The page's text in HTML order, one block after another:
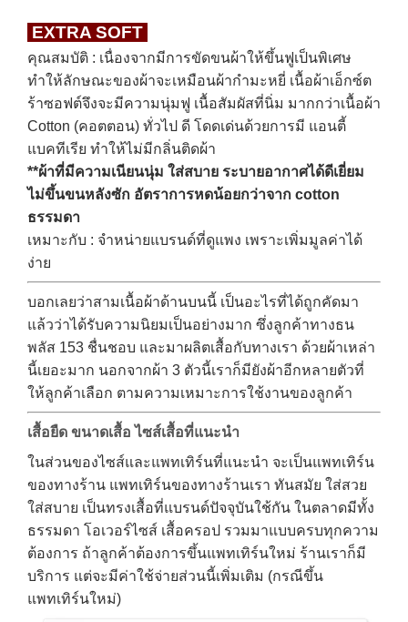
EXTRA SOFT
คุณสมบัติ : เนื่องจากมีการขัดขนผ้าให้ขึ้นฟูเป็นพิเศษ
ทำให้ลักษณะของผ้าจะเหมือนผ้ากำมะหยี่ เนื้อผ้าเอ็กซ์ต
ร้าซอฟต์จึงจะมีความนุ่มฟู เนื้อสัมผัสที่นิ่ม มากกว่าเนื้อผ้า
Cotton (คอตตอน) ทั่วไป ดี โดดเด่นด้วยการมี แอนตี้
แบคทีเรีย ทำให้ไม่มีกลิ่นติดผ้า
**ผ้าที่มีความเนียนนุ่ม ใส่สบาย ระบายอากาศได้ดีเยี่ยม
ไม่ขึ้นขนหลังซัก อัตราการหดน้อยกว่าจาก cotton
ธรรมดา
เหมาะกับ : จำหน่ายแบรนด์ที่ดูแพง เพราะเพิ่มมูลค่าได้
ง่าย
บอกเลยว่าสามเนื้อผ้าด้านบนนี้ เป็นอะไรที่ได้ถูกคัดมา
แล้วว่าได้รับความนิยมเป็นอย่างมาก ซึ่งลูกค้าทางธน
พลัส 153 ชื่นชอบ และมาผลิตเสื้อกับทางเรา ด้วยผ้าเหล่า
นี้เยอะมาก นอกจากผ้า 3 ตัวนี้เราก็มียังผ้าอีกหลายตัวที่
ให้ลูกค้าเลือก ตามความเหมาะการใช้งานของลูกค้า
เสื้อยืด ขนาดเสื้อ ไซส์เสื้อที่แนะนำ
ในส่วนของไซส์และแพทเทิร์นที่แนะนำ จะเป็นแพทเทิร์น
ของทางร้าน แพทเทิร์นของทางร้านเรา ทันสมัย ใส่สวย
ใส่สบาย เป็นทรงเสื้อที่แบรนด์ปัจจุบันใช้กัน ในตลาดมีทั้ง
ธรรมดา โอเวอร์ไซส์ เสื้อครอป รวมมาแบบครบทุกความ
ต้องการ ถ้าลูกค้าต้องการขึ้นแพทเทิร์นใหม่ ร้านเราก็มี
บริการ แต่จะมีค่าใช้จ่ายส่วนนี้เพิ่มเติม (กรณีขึ้น
แพทเทิร์นใหม่)